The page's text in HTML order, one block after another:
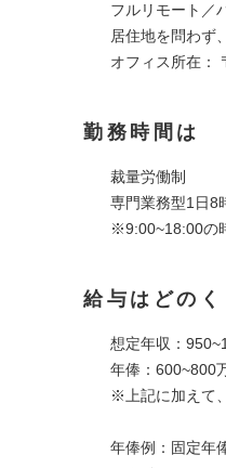
フルリモート／
居住地を問わず
オフィス所在：
勤務時間は
裁量労働制
専門業務型1日8
※9:00~18:00の
給与はどの
想定年収：
年俸：600~800
※上記に加えて
年俸例：固定年